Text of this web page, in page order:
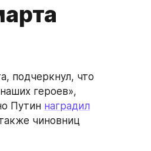
подчеркнул, что
Путин наградил
чиновниц